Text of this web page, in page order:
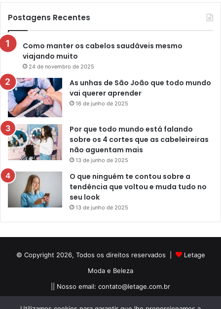
Postagens Recentes
Como manter os cabelos saudáveis mesmo
viajando muito
24 de novembro de 2025
As unhas de São João que todo mundo
vai querer aprender
16 de junho de 2025
Por que todo mundo está falando
sobre os 4 cortes que as cabeleireiras
não aguentam mais
13 de junho de 2025
O que ninguém te contou sobre a
tendência que voltou e muda tudo no
seu look
13 de junho de 2025
© Copyright 2026, Todos os direitos reservados |
Letage
Moda e Beleza
|| Nosso email: contato@letage.com.br